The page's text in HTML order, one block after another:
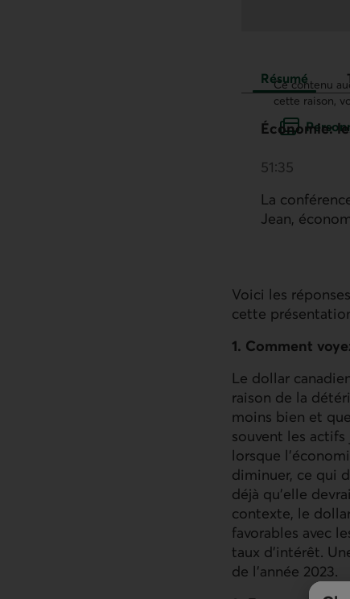
Ce contenu
cette raison,
Résumé
Économie:
51:35
La
Jean,
Voici les
cette
1. Comment
Le dollar
raison de la
moins bien et
souvent les
lorsque
diminuer, ce qui
déjà qu’elle
contexte, le
favorables avec
taux d’intérêt.
de l’année 2023.